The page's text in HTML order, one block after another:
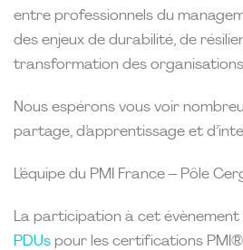
entre professionnels du
des enjeux de durabilité, de
transformation des
Nous espérons vous voir
partage, d’apprentissage et
L’équipe du PMI France – Pôle
La participation à cet
PDUs pour les certifications